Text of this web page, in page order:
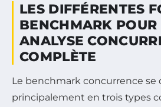
LES DIFFÉRENTES
BENCHMARK POUR
ANALYSE
COMPLÈTE
Le benchmark concurrence se
principalement en trois types